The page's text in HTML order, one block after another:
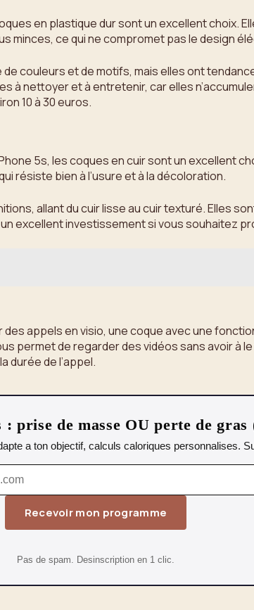
en plastique dur sont un excellent choix.
minces, ce qui ne compromet pas le design
couleurs et de motifs, mais elles ont
à nettoyer et à entretenir, car elles
10 à 30 euros.
5s, les coques en cuir sont un excellent
résiste bien à l’usure et à la décoloration.
allant du cuir lisse au cuir texturé. Elles
excellent investissement si vous souhaitez
appels en visio, une coque avec une
permet de regarder des vidéos sans avoir à
durée de l’appel.
: prise de masse OU perte de gras
a ton objectif, calculs caloriques personnalises.
Recevoir mon programme
Pas de spam. Desinscription en 1 clic.